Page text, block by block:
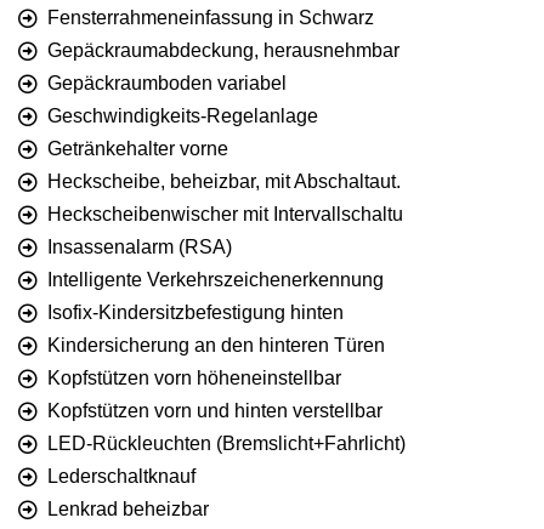
Fensterrahmeneinfassung in Schwarz
Gepäckraumabdeckung, herausnehmbar
Gepäckraumboden variabel
Geschwindigkeits-Regelanlage
Getränkehalter vorne
Heckscheibe, beheizbar, mit Abschaltaut.
Heckscheibenwischer mit Intervallschaltu
Insassenalarm (RSA)
Intelligente Verkehrszeichenerkennung
Isofix-Kindersitzbefestigung hinten
Kindersicherung an den hinteren Türen
Kopfstützen vorn höheneinstellbar
Kopfstützen vorn und hinten verstellbar
LED-Rückleuchten (Bremslicht+Fahrlicht)
Lederschaltknauf
Lenkrad beheizbar